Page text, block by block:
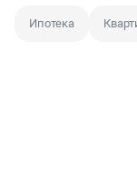
Ипотека